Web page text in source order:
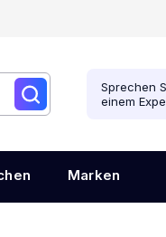
Sprechen
einem
Marken